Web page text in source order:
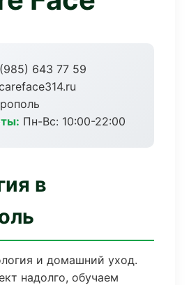
643 77 59
Пн-Вс: 10:00-22:00
в
и домашний уход.
надолго, обучаем